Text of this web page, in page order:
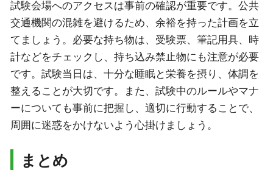
試験会場へのアクセスは事前の確認が重要です。公共
交通機関の混雑を避けるため、余裕を持った計画を立
てましょう。必要な持ち物は、受験票、筆記用具、時
計などをチェックし、持ち込み禁止物にも注意が必要
です。試験当日は、十分な睡眠と栄養を摂り、体調を
整えることが大切です。また、試験中のルールやマナ
ーについても事前に把握し、適切に行動することで、
周囲に迷惑をかけないよう心掛けましょう。
まとめ